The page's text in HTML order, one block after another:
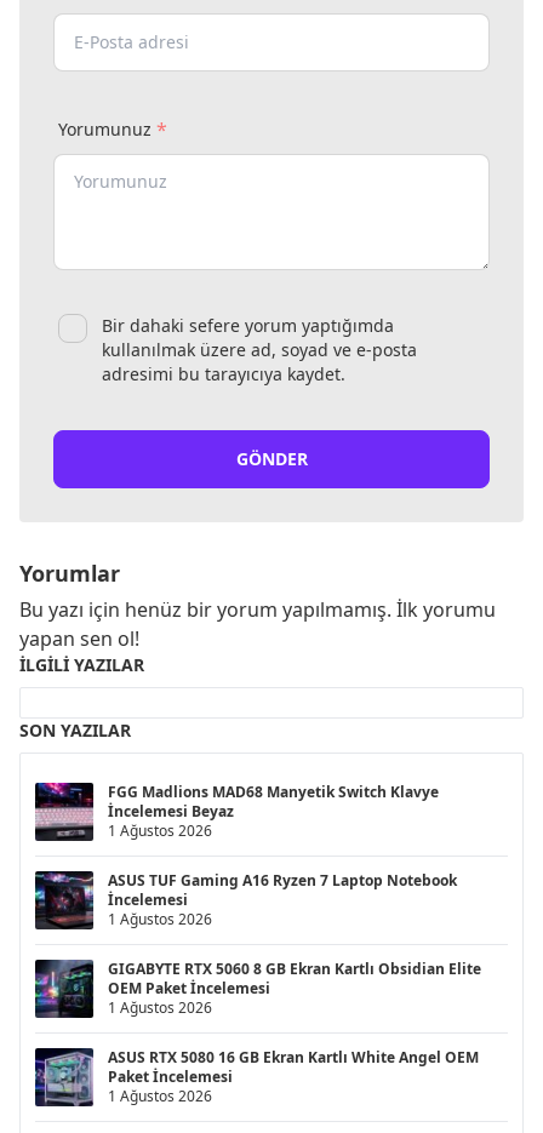
Yorumunuz *
Bir dahaki sefere yorum yaptığımda
kullanılmak üzere ad, soyad ve e-posta
adresimi bu tarayıcıya kaydet.
GÖNDER
Yorumlar
Bu yazı için henüz bir yorum yapılmamış. İlk yorumu
yapan sen ol!
İLGILI YAZILAR
SON YAZILAR
FGG Madlions MAD68 Manyetik Switch Klavye
İncelemesi Beyaz
1 Ağustos 2026
ASUS TUF Gaming A16 Ryzen 7 Laptop Notebook
İncelemesi
1 Ağustos 2026
GIGABYTE RTX 5060 8 GB Ekran Kartlı Obsidian Elite
OEM Paket İncelemesi
1 Ağustos 2026
ASUS RTX 5080 16 GB Ekran Kartlı White Angel OEM
Paket İncelemesi
1 Ağustos 2026